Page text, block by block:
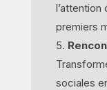
premiers
sociales